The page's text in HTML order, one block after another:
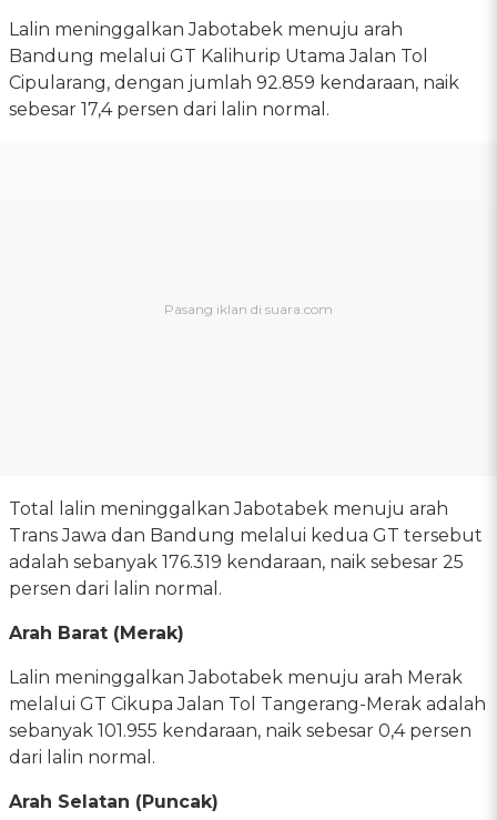
Lalin meninggalkan Jabotabek menuju arah
Bandung melalui GT Kalihurip Utama Jalan Tol
Cipularang, dengan jumlah 92.859 kendaraan, naik
sebesar 17,4 persen dari lalin normal.
Total lalin meninggalkan Jabotabek menuju arah
Trans Jawa dan Bandung melalui kedua GT tersebut
adalah sebanyak 176.319 kendaraan, naik sebesar 25
persen dari lalin normal.
Arah Barat (Merak)
Lalin meninggalkan Jabotabek menuju arah Merak
melalui GT Cikupa Jalan Tol Tangerang-Merak adalah
sebanyak 101.955 kendaraan, naik sebesar 0,4 persen
dari lalin normal.
Arah Selatan (Puncak)